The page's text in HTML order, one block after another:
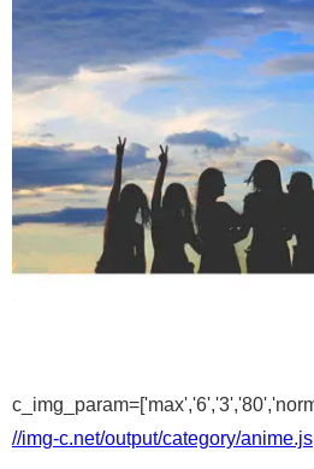
//img-c.net/output/category/anime.js